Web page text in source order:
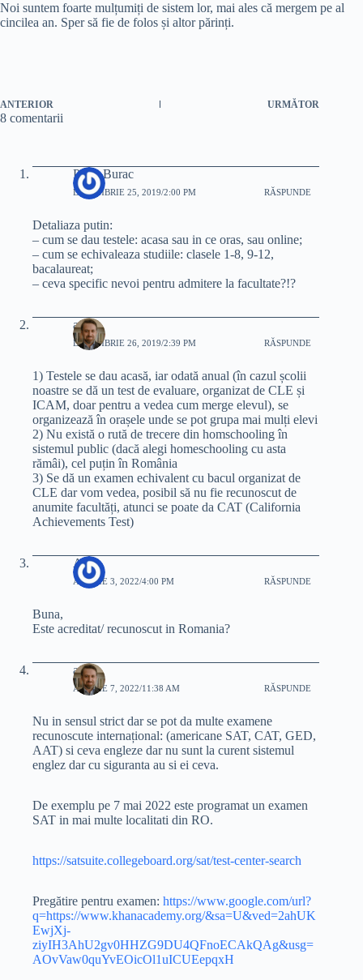
Noi suntem foarte mulțumiți de sistem lor, mai ales că mergem pe al
cincilea an. Sper să fie de folos și altor părinți.
ANTERIOR URMĂTOR
8 comentarii
Petru Burac
DECEMBRIE 25, 2019/2:00 PM RĂSPUNDE
Detaliaza putin:
– cum se dau testele: acasa sau in ce oras, sau online;
– cum se echivaleaza studiile: clasele 1-8, 9-12,
bacalaureat;
– ceva specific nevoi pentru admitere la facultate?!?
adi
DECEMBRIE 26, 2019/2:39 PM RĂSPUNDE
1) Testele se dau acasă, iar odată anual (în cazul școlii
noastre se dă un test de evaluare, organizat de CLE și
ICAM, doar pentru a vedea cum merge elevul), se
organizează în orașele unde se pot grupa mai mulți elevi
2) Nu există o rută de trecere din homschooling în
sistemul public (dacă alegi homeschooling cu asta
rămâi), cel puțin în România
3) Se dă un examen echivalent cu bacul organizat de
CLE dar vom vedea, posibil să nu fie recunoscut de
anumite facultăți, atunci se poate da CAT (California
Achievements Test)
Anne
APRILIE 3, 2022/4:00 PM RĂSPUNDE
Buna,
Este acreditat/ recunoscut in Romania?
adi
APRILIE 7, 2022/11:38 AM RĂSPUNDE
Nu in sensul strict dar se pot da multe examene
recunoscute internațional: (americane SAT, CAT, GED,
AAT) si ceva engleze dar nu sunt la curent sistemul
englez dar cu siguranta au si ei ceva.
De exemplu pe 7 mai 2022 este programat un examen
SAT in mai multe localitati din RO.
https://satsuite.collegeboard.org/sat/test-center-search
Pregătire pentru examen: https://www.google.com/url?
q=https://www.khanacademy.org/&sa=U&ved=2ahUK
EwjXj-
ziyIH3AhU2gv0HHZG9DU4QFnoECAkQAg&usg=
AOvVaw0quYvEOicOl1uICUEepqxH